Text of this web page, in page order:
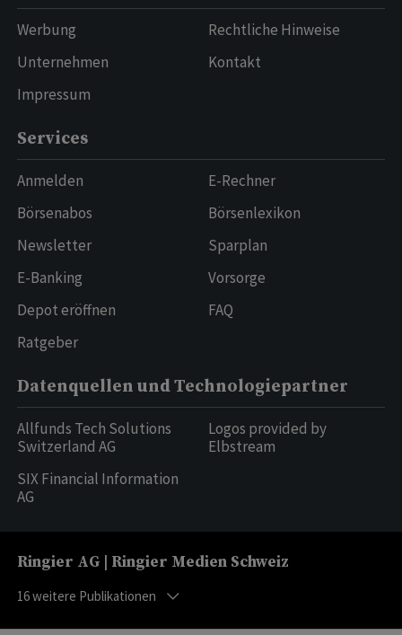
Werbung
Unternehmen
Impressum
Rechtliche Hinweise
Kontakt
Services
Anmelden
Börsenabos
Newsletter
E-Banking
Depot eröffnen
Ratgeber
E-Rechner
Börsenlexikon
Sparplan
Vorsorge
FAQ
Datenquellen und Technologiepartner
Allfunds Tech Solutions
Switzerland AG
SIX Financial Information
AG
Logos provided by
Elbstream
Ringier AG | Ringier Medien Schweiz
16weitere Publikationen